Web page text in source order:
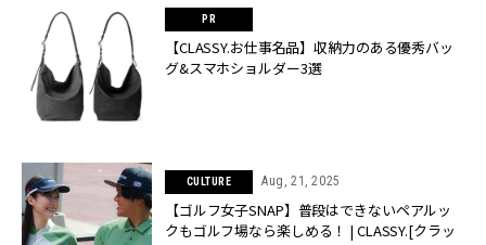
【CLASSY.お仕事名品】収納力のある優秀バッ
グ&スマホショルダー3選
CULTURE Aug, 21, 2025
【ゴルフ女子SNAP】普段はできないペアルッ
クもゴルフ場なら楽しめる！ | CLASSY.[クラッ